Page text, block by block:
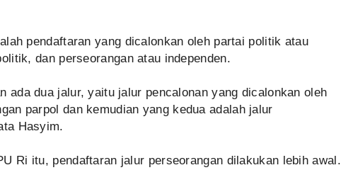
pendaftaran yang dicalonkan oleh partai politik atau
dan perseorangan atau independen.
ada dua jalur, yaitu jalur pencalonan yang dicalonkan oleh
parpol dan kemudian yang kedua adalah jalur
Hasyim.
Ri itu, pendaftaran jalur perseorangan dilakukan lebih awal.